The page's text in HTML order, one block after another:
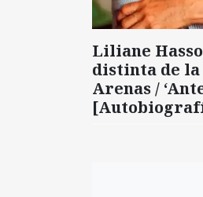
Liliane
distinta de la
Arenas /